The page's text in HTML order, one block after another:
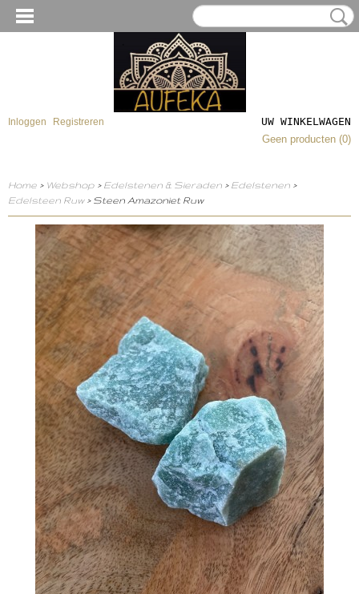
Inloggen Registreren
UW WINKELWAGEN
Geen producten (0)
Home > Webshop > Edelstenen & Sieraden > Edelstenen >
Edelsteen Ruw> Steen Amazoniet Ruw